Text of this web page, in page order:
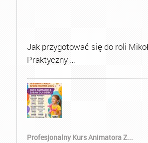
Jak przygotować się do roli
Praktyczny …
Profesjonalny Kurs Animatora Z...